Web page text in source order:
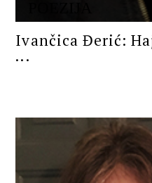
Ivančica Đerić:
...